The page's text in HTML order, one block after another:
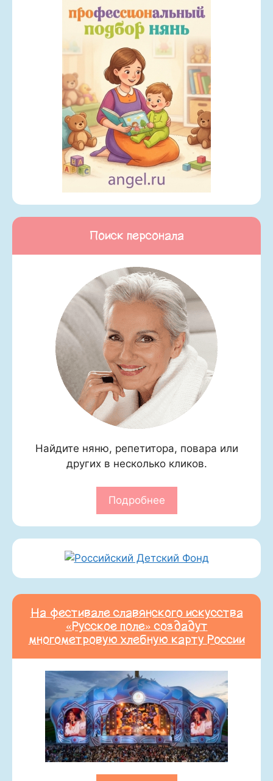
Поиск персонала
Найдите няню, репетитора, повара или
других в несколько кликов.
Подробнее
На фестивале славянского искусства
«Русское поле» создадут
многометровую хлебную карту России